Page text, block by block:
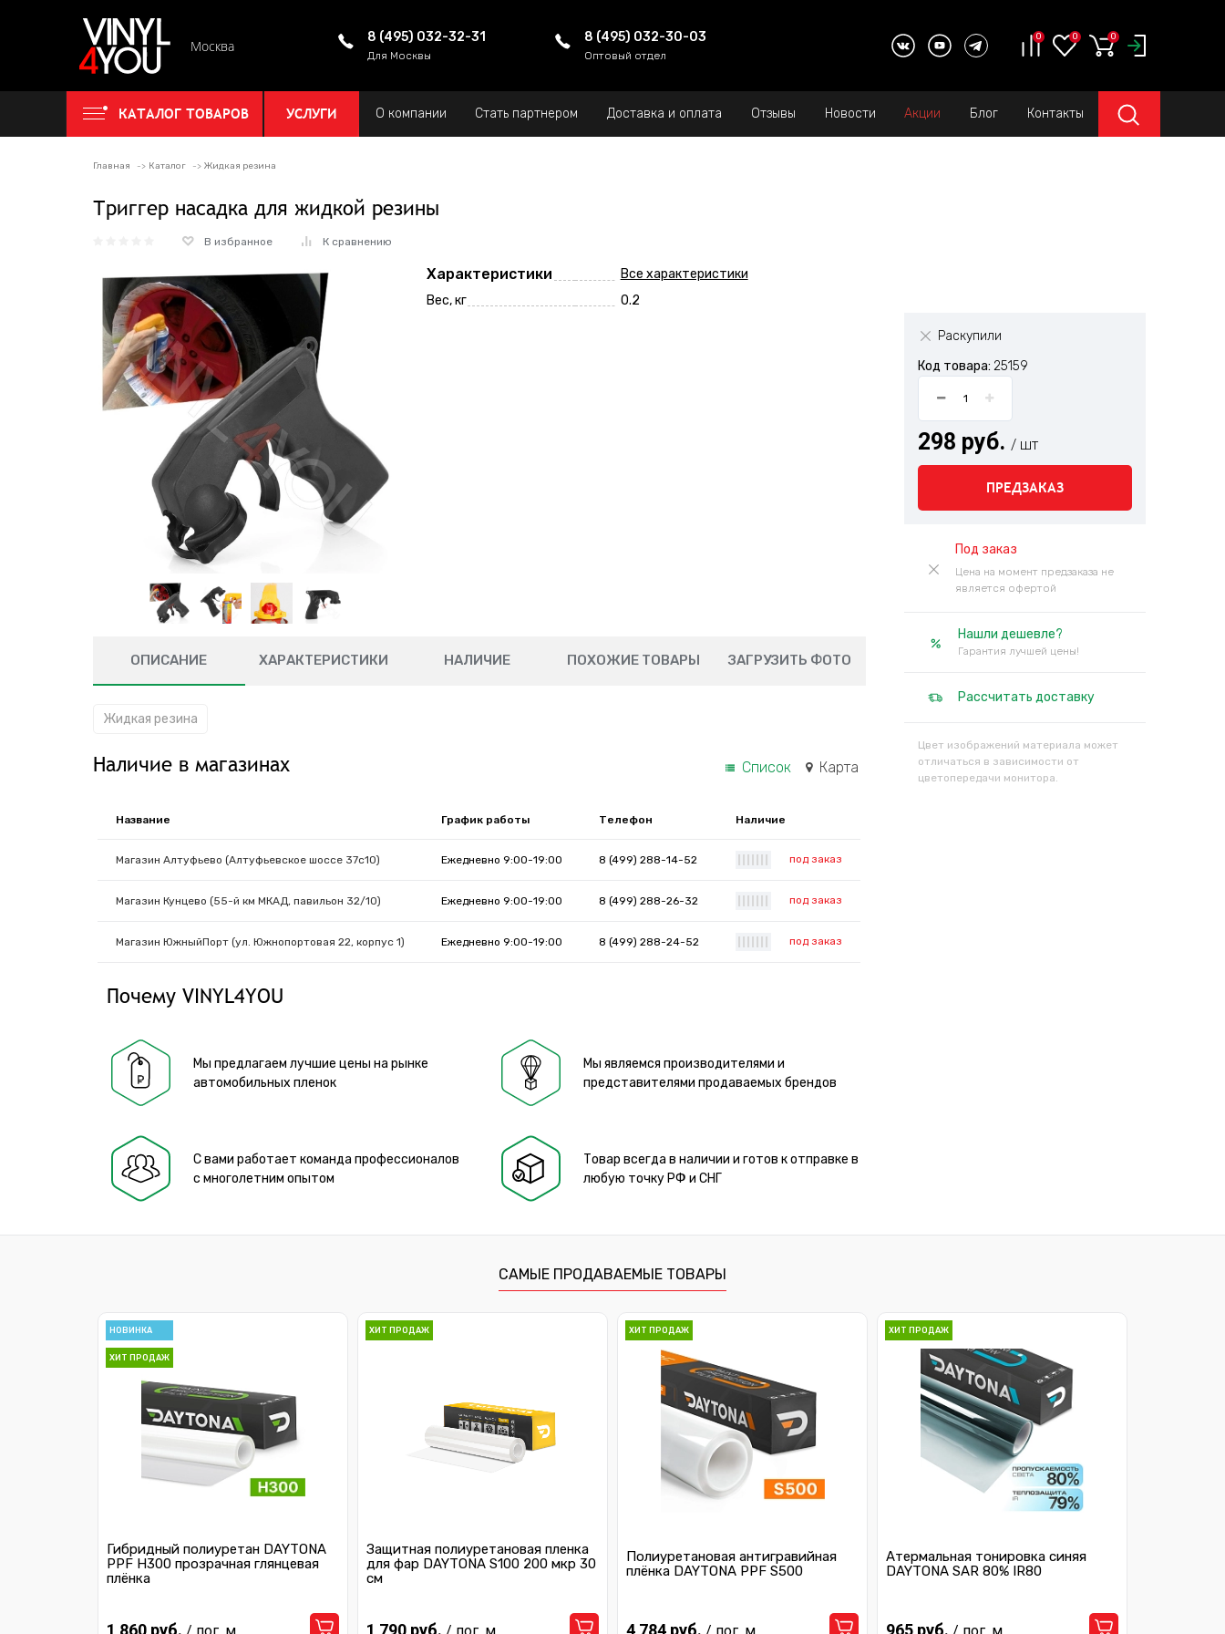
Москва
8 (495) 032-32-31
Для Москвы
8 (495) 032-30-03
Оптовый отдел
0 0 0
КАТАЛОГ ТОВАРОВ УСЛУГИ О компании Стать партнером Доставка и оплата Отзывы Новости Акции Блог Контакты
Главная Каталог Жидкая резина
Триггер насадка для жидкой резины
В избранное К сравнению
Характеристики
Все характеристики
Вес, кг
0.2
Раскупили
Код товара: 25159
298 руб. / шт
ПРЕДЗАКАЗ
Под заказ
Цена на момент предзаказа не
является офертой
Нашли дешевле?
Гарантия лучшей цены!
Рассчитать доставку
Цвет изображений материала может
отличаться в зависимости от
цветопередачи монитора.
ОПИСАНИЕ ХАРАКТЕРИСТИКИ НАЛИЧИЕ ПОХОЖИЕ ТОВАРЫ ЗАГРУЗИТЬ ФОТО
Жидкая резина
Наличие в магазинах Список Карта
Название График работы Телефон Наличие
Магазин Алтуфьево (Алтуфьевское шоссе 37с10) Ежедневно 9:00-19:00 8 (499) 288-14-52 под заказ
Магазин Кунцево (55-й км МКАД, павильон 32/10) Ежедневно 9:00-19:00 8 (499) 288-26-32 под заказ
Магазин ЮжныйПорт (ул. Южнопортовая 22, корпус 1) Ежедневно 9:00-19:00 8 (499) 288-24-52 под заказ
Почему VINYL4YOU
Мы предлагаем лучшие цены на рынке
автомобильных пленок
Мы являемся производителями и
представителями продаваемых брендов
С вами работает команда профессионалов
с многолетним опытом
Товар всегда в наличии и готов к отправке в
любую точку РФ и СНГ
САМЫЕ ПРОДАВАЕМЫЕ ТОВАРЫ
НОВИНКА
ХИТ ПРОДАЖ
Гибридный полиуретан DAYTONA
PPF H300 прозрачная глянцевая
плёнка
1 860 руб.
ХИТ ПРОДАЖ
Защитная полиуретановая пленка
для фар DAYTONA S100 200 мкр 30
см
1 790 руб.
ХИТ ПРОДАЖ
Полиуретановая антигравийная
плёнка DAYTONA PPF S500
4 784 руб.
ХИТ ПРОДАЖ
Атермальная тонировка синяя
DAYTONA SAR 80% IR80
965 руб.